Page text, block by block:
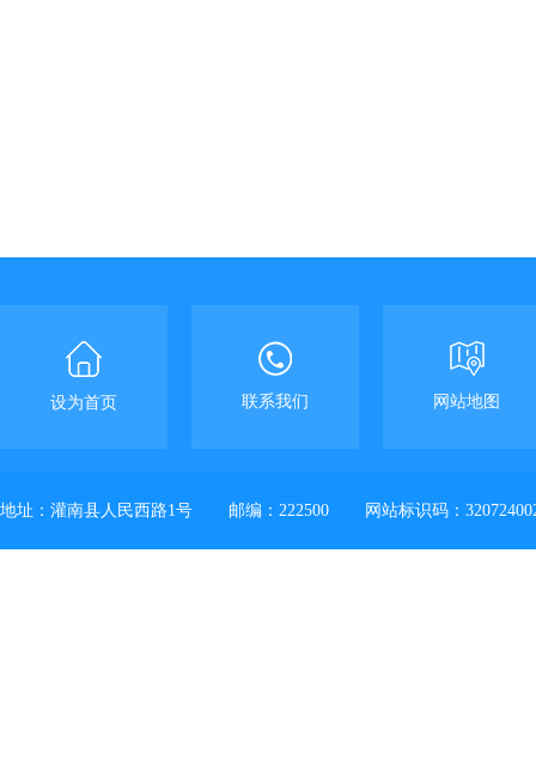
设为首页 联系我们 网站地图
地址：灌南县人民西路1号 邮编：222500 网站标识码：